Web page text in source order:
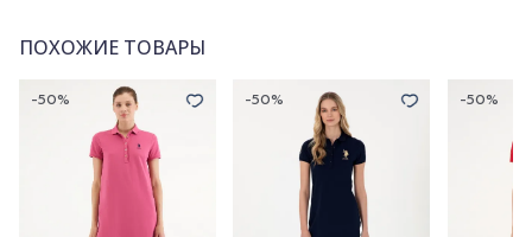
ПОХОЖИЕ ТОВАРЫ
-50% -50% -50%